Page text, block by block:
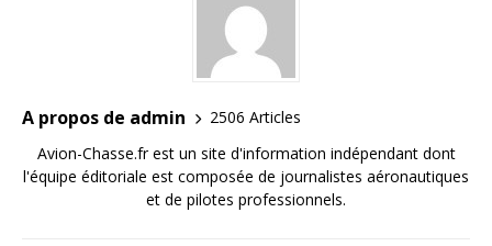
A propos de admin
2506 Articles
Avion-Chasse.fr est un site d'information indépendant dont
l'équipe éditoriale est composée de journalistes aéronautiques
et de pilotes professionnels.